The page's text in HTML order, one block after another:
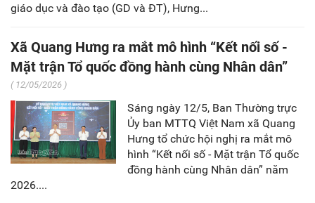
giáo dục và đào tạo (GD và ĐT), Hưng...
Xã Quang Hưng ra mắt mô hình “Kết nối số -
Mặt trận Tổ quốc đồng hành cùng Nhân dân”
( 12/05/2026 )
Sáng ngày 12/5, Ban Thường trực
Ủy ban MTTQ Việt Nam xã Quang
Hưng tổ chức hội nghị ra mắt mô
hình “Kết nối số - Mặt trận Tổ quốc
đồng hành cùng Nhân dân” năm
2026....